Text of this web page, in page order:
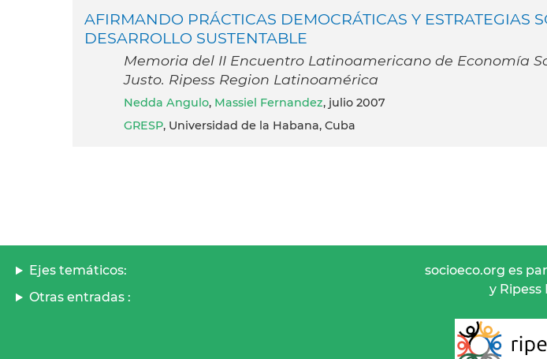
AFIRMANDO PRÁCTICAS DEMOCRÁTICAS Y ESTRATEGIAS
DESARROLLO SUSTENTABLE
Memoria del II Encuentro Latinoamericano de Economía
Justo. Ripess Region Latinoamérica
Nedda Angulo, Massiel Fernandez, julio 2007
GRESP, Universidad de la Habana, Cuba
Ejes temáticos:
Otras entradas :
socioeco.org es
y